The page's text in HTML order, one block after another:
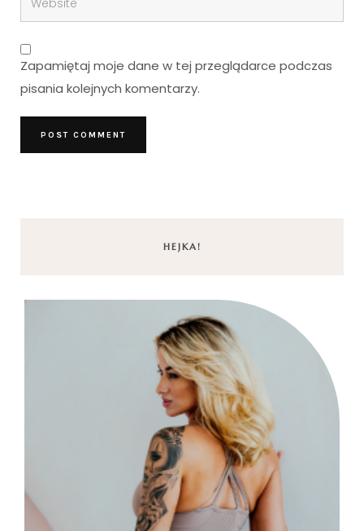
Zapamiętaj moje dane w tej przeglądarce podczas
pisania kolejnych komentarzy.
HEJKA!